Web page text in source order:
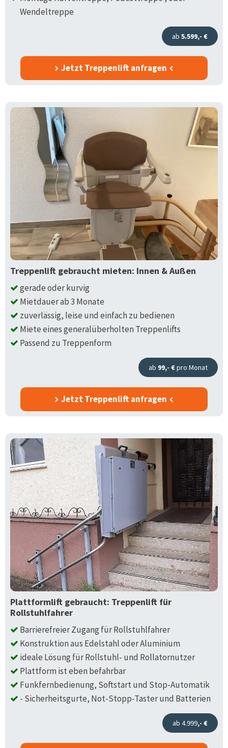
Wendeltreppe
ab 5.599,- €
Jetzt Treppenlift anfragen
Treppenlift gebraucht mieten: Innen & Außen
gerade oder kurvig
Mietdauer ab 3 Monate
zuverlässig, leise und einfach zu bedienen
Miete eines generalüberholten Treppenlifts
Passend zu Treppenform
ab 99,- €pro Monat
Jetzt Treppenlift anfragen
Plattformlift gebraucht: Treppenlift für
Rollstuhlfahrer
Barrierefreier Zugang für Rollstuhlfahrer
Konstruktion aus Edelstahl oder Aluminium
ideale Lösung für Rollstuhl- und Rollatornutzer
Plattform ist eben befahrbar
Funkfernbedienung, Softstart und Stop-Automatik
- Sicherheitsgurte, Not-Stopp-Taster und Batterien
ab 4.999,- €